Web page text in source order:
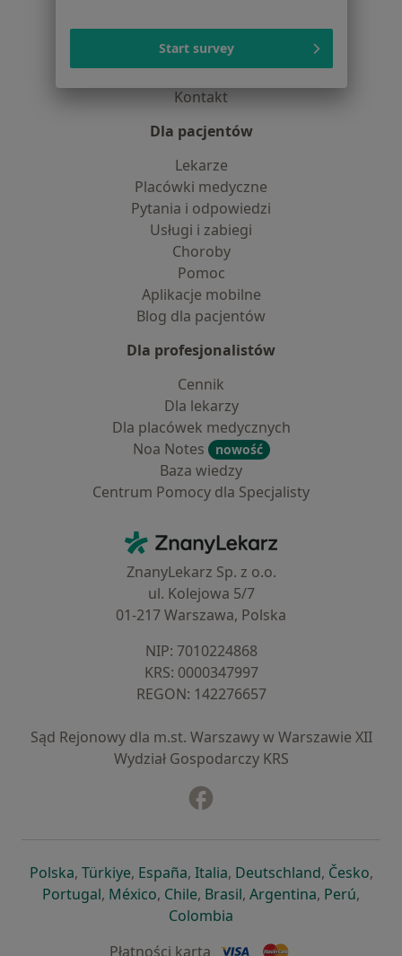
Praca Rekrutujemy!
Partnerzy
Kontakt
Dla pacjentów
Lekarze
Placówki medyczne
Pytania i odpowiedzi
Usługi i zabiegi
Choroby
Pomoc
Aplikacje mobilne
Blog dla pacjentów
Dla profesjonalistów
Cennik
Dla lekarzy
Dla placówek medycznych
Noa Notes
nowość
Baza wiedzy
Centrum Pomocy dla Specjalisty
ZnanyLekarz - Strona główna
ZnanyLekarz Sp. z o.o.
ul. Kolejowa 5/7
01-217 Warszawa, Polska
NIP: ⁠7010224868
KRS: ⁠0000347997
REGON: ⁠142276657
Sąd Rejonowy dla m.st. Warszawy w Warszawie XII
Wydział Gospodarczy KRS
Polskaotwiera się w nowej karcie
, Türkiyeotwiera się w nowej karcie
, Españaotwiera się w nowej karcie
, Italiaotwiera się w nowej
, Deutschlandotwiera się
, Česko,
Portugalotwiera się w nowej karcie
, Méxicootwiera się w nowej karcie
, Chileotwiera się w nowej karcie
, Brasilotwiera się w nowej
, Argentinaotwiera się
, Perú,
Colombia
Płatności kartą
Start survey